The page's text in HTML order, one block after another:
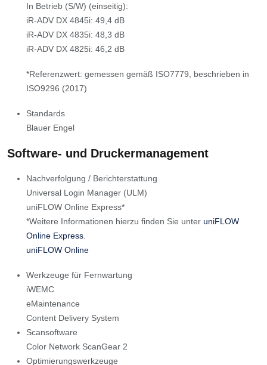
In Betrieb (S/W) (einseitig):
iR-ADV DX 4845i: 49,4 dB
iR-ADV DX 4835i: 48,3 dB
iR-ADV DX 4825i: 46,2 dB
*Referenzwert: gemessen gemäß ISO7779, beschrieben in
ISO9296 (2017)
Standards
Blauer Engel
Software- und Druckermanagement
Nachverfolgung / Berichterstattung
Universal Login Manager (ULM)
uniFLOW Online Express*
*Weitere Informationen hierzu finden Sie unter uniFLOW
Online Express
uniFLOW Online
Werkzeuge für Fernwartung
iWEMC
eMaintenance
Content Delivery System
Scansoftware
Color Network ScanGear 2
Optimierungswerkzeuge